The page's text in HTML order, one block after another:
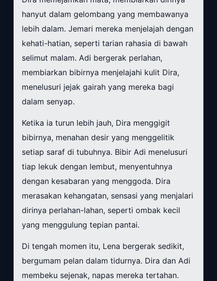
hanyut dalam gelombang yang membawanya
lebih dalam. Jemari mereka menjelajah dengan
kehati-hatian, seperti tarian rahasia di bawah
selimut malam. Adi bergerak perlahan,
membiarkan bibirnya menjelajahi kulit Dira,
menelusuri jejak gairah yang mereka bagi
dalam senyap.
Ketika ia turun lebih jauh, Dira menggigit
bibirnya, menahan desir yang menggelitik
setiap saraf di tubuhnya. Bibir Adi menelusuri
tiap lekuk dengan lembut, menyentuhnya
dengan kesabaran yang menggoda. Dira
merasakan kehangatan, sensasi yang menjalari
dirinya perlahan-lahan, seperti ombak kecil
yang menggulung tepian pantai.
Di tengah momen itu, Lena bergerak sedikit,
bergumam pelan dalam tidurnya. Dira dan Adi
membeku sejenak, napas mereka tertahan.